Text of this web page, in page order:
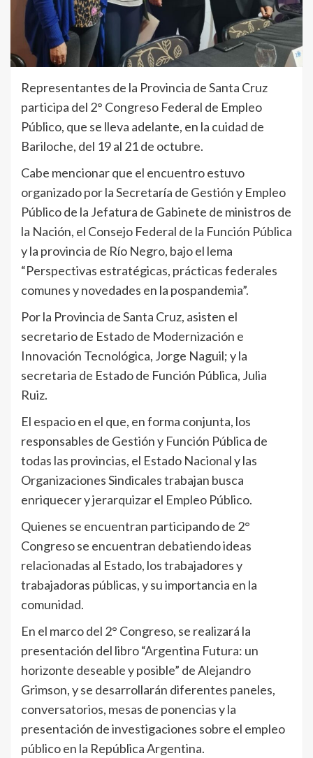
Representantes de la Provincia de Santa Cruz
participa del 2° Congreso Federal de Empleo
Público, que se lleva adelante, en la cuidad de
Bariloche, del 19 al 21 de octubre.
Cabe mencionar que el encuentro estuvo
organizado por la Secretaría de Gestión y Empleo
Público de la Jefatura de Gabinete de ministros de
la Nación, el Consejo Federal de la Función Pública
y la provincia de Río Negro, bajo el lema
“Perspectivas estratégicas, prácticas federales
comunes y novedades en la pospandemia”.
Por la Provincia de Santa Cruz, asisten el
secretario de Estado de Modernización e
Innovación Tecnológica, Jorge Naguil; y la
secretaria de Estado de Función Pública, Julia
Ruiz.
El espacio en el que, en forma conjunta, los
responsables de Gestión y Función Pública de
todas las provincias, el Estado Nacional y las
Organizaciones Sindicales trabajan busca
enriquecer y jerarquizar el Empleo Público.
Quienes se encuentran participando de 2°
Congreso se encuentran debatiendo ideas
relacionadas al Estado, los trabajadores y
trabajadoras públicas, y su importancia en la
comunidad.
En el marco del 2° Congreso, se realizará la
presentación del libro “Argentina Futura: un
horizonte deseable y posible” de Alejandro
Grimson, y se desarrollarán diferentes paneles,
conversatorios, mesas de ponencias y la
presentación de investigaciones sobre el empleo
público en la República Argentina.